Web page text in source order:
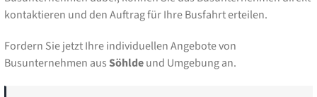
kontaktieren und den Auftrag für Ihre Busfahrt erteilen.
Fordern Sie jetzt Ihre individuellen Angebote von
Busunternehmen ausSöhldeund Umgebung an.